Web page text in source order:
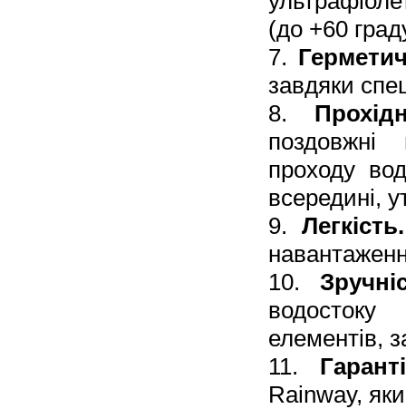
(до +60
7.
завдяки
8.
проходу
всередині,
9.Легкість.
10.
елементів,
11.
Rainway,